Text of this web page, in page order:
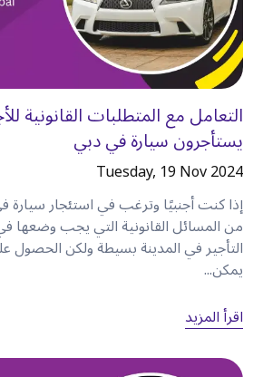
سيارات السيدان
مثالية لـ:
•رحلات العمل.
•العائلات الصغيرة.
•القيادة المريحة داخل المدينة.
سيارات الدفع الرباعي
موصى بها لـ:
•العائلات.
•رحلات الطرق الطويلة.
•الأمتعة الكبيرة.
تقدم كويك ليز
العملاء من اختيار الخيار الأنسب
مجموعتهم وميزانيتهم.
التعامل مع المتطلبات القانونية
يستأجرون سيارة في دبي
Tuesday, 19 Nov 2024
إذا كنت أجنبيًا وترغب في استئجار سيارة
من المسائل القانونية التي يجب وضعها
التأجير في المدينة بسيطة ولكن
يمكن...
اقرأ المزيد